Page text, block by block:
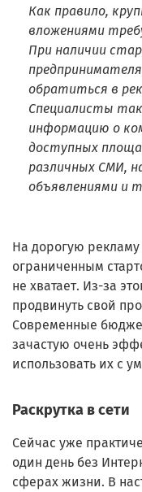
Как правило,
вложениями
При наличии
обратиться в
Специалисты
информацию о
доступных
различных СМИ,
объявлениями и
На дорогую
ограниченным
не хватает. Из-за
продвинуть свой
Современные
зачастую очень
использовать их с
Раскрутка в сети
Сейчас уже
один день без
сферах жизни. В